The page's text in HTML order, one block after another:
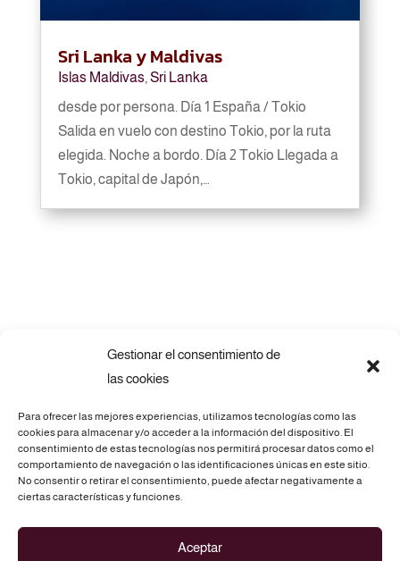
Gestionar el consentimiento de
las cookies
Para ofrecer las mejores experiencias, utilizamos tecnologías como las
cookies para almacenar y/o acceder a la información del dispositivo. El
consentimiento de estas tecnologías nos permitirá procesar datos como el
comportamiento de navegación o las identificaciones únicas en este sitio.
No consentir o retirar el consentimiento, puede afectar negativamente a
ciertas características y funciones.
Aceptar
Sri Lanka y Maldivas
Islas Maldivas, Sri Lanka
desde por persona. Día 1 España / Tokio
Salida en vuelo con destino Tokio, por la ruta
elegida. Noche a bordo. Día 2 Tokio Llegada a
Tokio, capital de Japón,…
Telf.: 675 69 73 28
C/. Atz, 3 - 03290 ELCHE (Alicante)